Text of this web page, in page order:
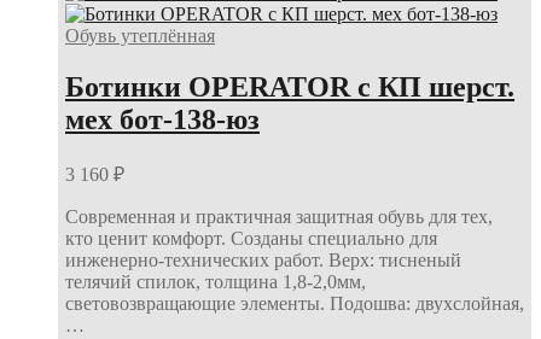
Обувь утеплённая
Ботинки OPERATOR с КП шерст.
мех бот-138-юз
3 160 ₽
Современная и практичная защитная обувь для тех,
кто ценит комфорт. Созданы специально для
инженерно-технических работ. Верх: тисненый
телячий спилок, толщина 1,8-2,0мм,
световозвращающие элементы. Подошва: двухслойная,
…